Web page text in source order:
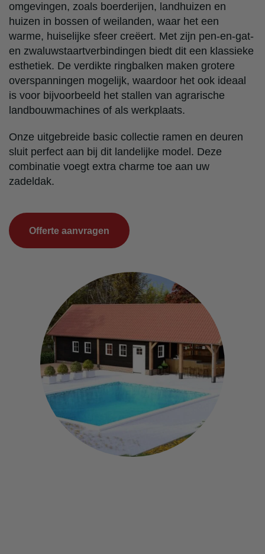
omgevingen, zoals boerderijen, landhuizen en
huizen in bossen of weilanden, waar het een
warme, huiselijke sfeer creëert. Met zijn pen-en-gat-
en zwaluwstaartverbindingen biedt dit een klassieke
esthetiek. De verdikte ringbalken maken grotere
overspanningen mogelijk, waardoor het ook ideaal
is voor bijvoorbeeld het stallen van agrarische
landbouwmachines of als werkplaats.
Onze uitgebreide basic collectie ramen en deuren
sluit perfect aan bij dit landelijke model. Deze
combinatie voegt extra charme toe aan uw
zadeldak.
Offerte aanvragen